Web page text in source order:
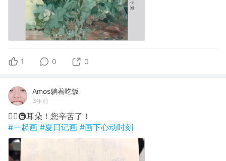
1 0 0
Amos躺着吃饭
3年前
✍🏽🚇耳朵！您辛苦了！
#一起画 #夏日记画 #画下心动时刻